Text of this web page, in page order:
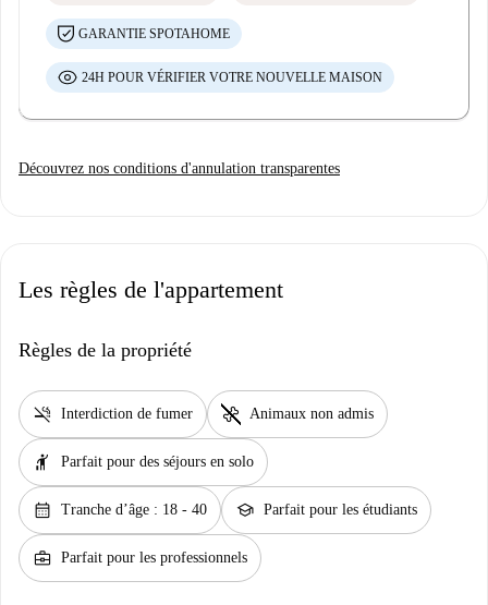
GARANTIE SPOTAHOME
24H POUR VÉRIFIER VOTRE NOUVELLE MAISON
Découvrez nos conditions d'annulation transparentes
Les règles de l'appartement
Règles de la propriété
smoke_free Interdiction de fumer pet_supplies Animaux non admis
hail Parfait pour des séjours en solo
calendar_month Tranche d’âge : 18 - 40 school Parfait pour les étudiants
business_center Parfait pour les professionnels